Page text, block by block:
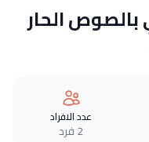
الحار
عدد الافراد
2 فرد